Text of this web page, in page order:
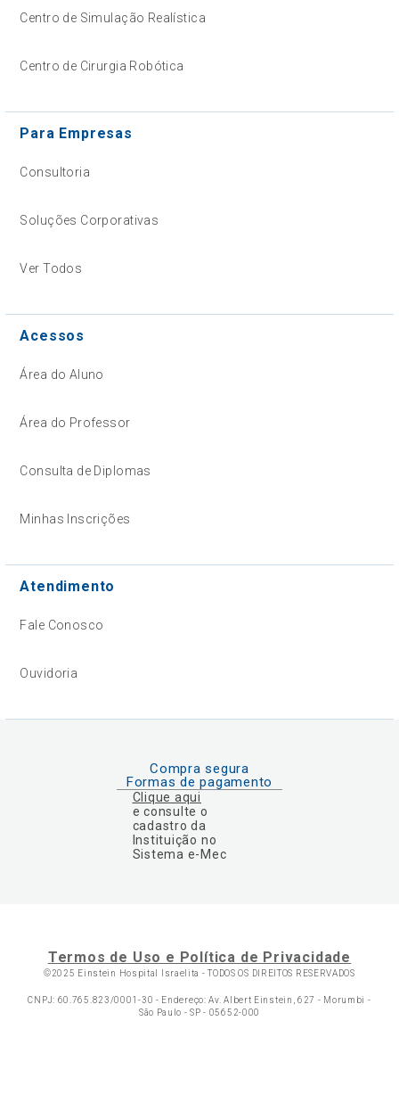
Centro de Simulação Realística
Centro de Cirurgia Robótica
Para Empresas
Consultoria
Soluções Corporativas
Ver Todos
Acessos
Área do Aluno
Área do Professor
Consulta de Diplomas
Minhas Inscrições
Atendimento
Fale Conosco
Ouvidoria
Compra segura
Formas de pagamento
Clique aqui
e consulte o
cadastro da
Instituição no
Sistema e-Mec
Termos de Uso e Política de Privacidade
©2025 Einstein Hospital Israelita -TODOS OS DIREITOS RESERVADOS
CNPJ: 60.765.823/0001-30 - Endereço: Av. Albert Einstein, 627 - Morumbi -
São Paulo - SP - 05652-000